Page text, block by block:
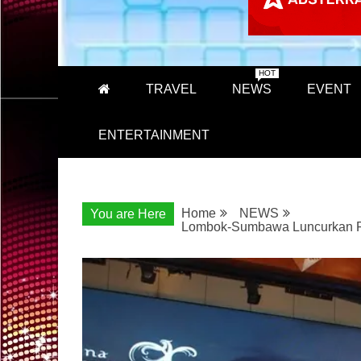
TRAVEL NEWS
HOT
EVENT
ENTERTAINMENT
You are Here Home
NEWS
Lombok-Sumbawa Luncurkan